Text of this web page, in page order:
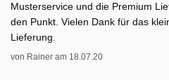
Musterservice und die Premium
den Punkt. Vielen Dank für das
Lieferung.
von Rainer am 18.07.20